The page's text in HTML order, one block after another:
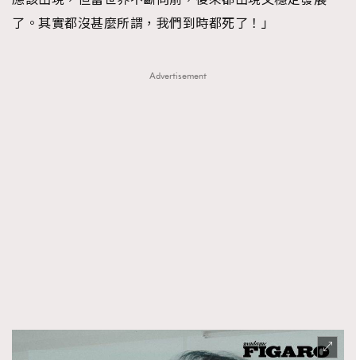
了。其實都沒甚麼所謂，我們到時都死了！」
Advertisement